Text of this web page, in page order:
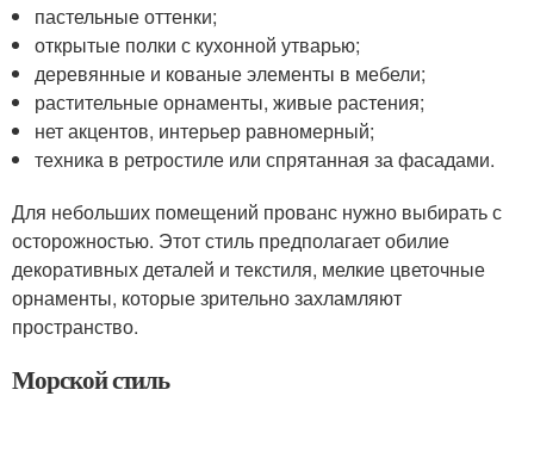
пастельные оттенки;
открытые полки с кухонной утварью;
деревянные и кованые элементы в мебели;
растительные орнаменты, живые растения;
нет акцентов, интерьер равномерный;
техника в ретростиле или спрятанная за фасадами.
Для небольших помещений прованс нужно выбирать с
осторожностью. Этот стиль предполагает обилие
декоративных деталей и текстиля, мелкие цветочные
орнаменты, которые зрительно захламляют
пространство.
Морской стиль